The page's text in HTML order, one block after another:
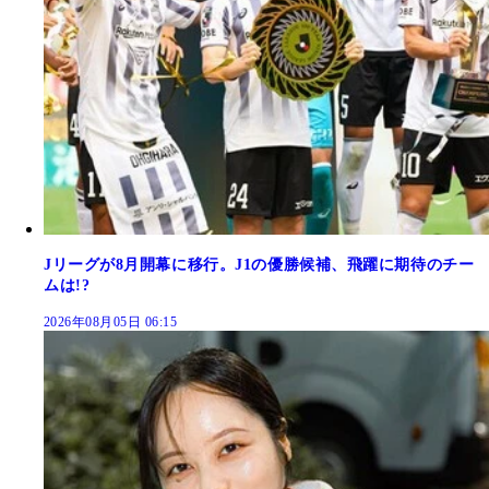
Jリーグが8月開幕に移行。J1の優勝候補、飛躍に期待のチー
ムは!?
2026年08月05日 06:15